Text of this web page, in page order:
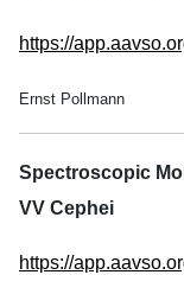
https://
Ernst Pollmann
Spectroscopic
VV Cephei
https://